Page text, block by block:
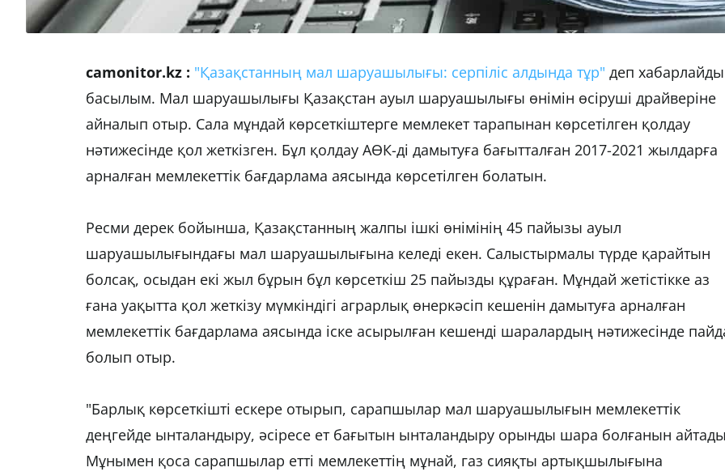
camonitor.kz : "Қазақстанның мал шаруашылығы: серпіліс алдында тұр" деп хабарлайды
басылым. Мал шаруашылығы Қазақстан ауыл шаруашылығы өнімін өсіруші драйверіне
айналып отыр. Сала мұндай көрсеткіштерге мемлекет тарапынан көрсетілген қолдау
нәтижесінде қол жеткізген. Бұл қолдау АӨК-ді дамытуға бағытталған 2017-2021 жылдарға
арналған мемлекеттік бағдарлама аясында көрсетілген болатын.
Ресми дерек бойынша, Қазақстанның жалпы ішкі өнімінің 45 пайызы ауыл
шаруашылығындағы мал шаруашылығына келеді екен. Салыстырмалы түрде қарайтын
болсақ, осыдан екі жыл бұрын бұл көрсеткіш 25 пайызды құраған. Мұндай жетістікке аз
ғана уақытта қол жеткізу мүмкіндігі аграрлық өнеркәсіп кешенін дамытуға арналған
мемлекеттік бағдарлама аясында іске асырылған кешенді шаралардың нәтижесінде
болып отыр.
"Барлық көрсеткішті ескере отырып, сарапшылар мал шаруашылығын мемлекеттік
деңгейде ынталандыру, әсіресе ет бағытын ынталандыру орынды шара болғанын
Мұнымен қоса сарапшылар етті мемлекеттің мұнай, газ сияқты артықшылығына